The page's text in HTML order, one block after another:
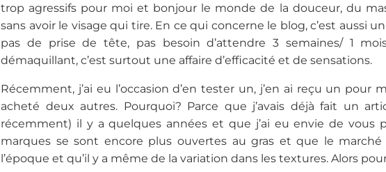
trop agressifs pour moi et bonjour le monde de la douceur, du
sans avoir le visage qui tire. En ce qui concerne le blog, c’est aussi
pas de prise de tête, pas besoin d’attendre 3 semaines/ 1
démaquillant, c’est surtout une affaire d’efficacité et de sensations.
Récemment, j’ai eu l’occasion d’en tester un, j’en ai reçu un pour
acheté deux autres. Pourquoi? Parce que j’avais déjà fait un
récemment) il y a quelques années et que j’ai eu envie de vous
marques se sont encore plus ouvertes au gras et que le
l’époque et qu’il y a même de la variation dans les textures. Alors